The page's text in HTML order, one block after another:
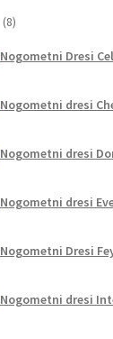
88
Nogometni Dresi
Nogometni dresi
Nogometni dresi
Nogometni dresi
Nogometni Dresi
Nogometni dresi